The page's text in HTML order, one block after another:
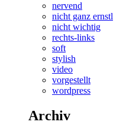
nervend
nicht ganz ernstl
nicht wichtig
rechts-links
soft
stylish
video
vorgestellt
wordpress
Archiv